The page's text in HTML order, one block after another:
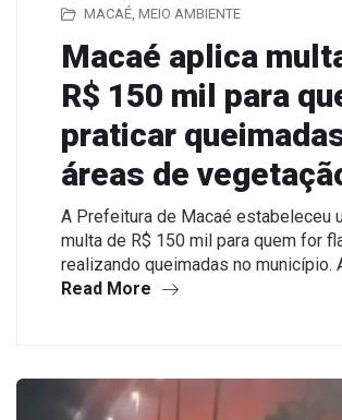
MACAÉ, MEIO AMBIENTE
Macaé aplica
R$ 150 mil para
praticar
áreas de
A Prefeitura de Macaé estabeleceu
multa de R$ 150 mil para quem for
realizando queimadas no município.
Read More